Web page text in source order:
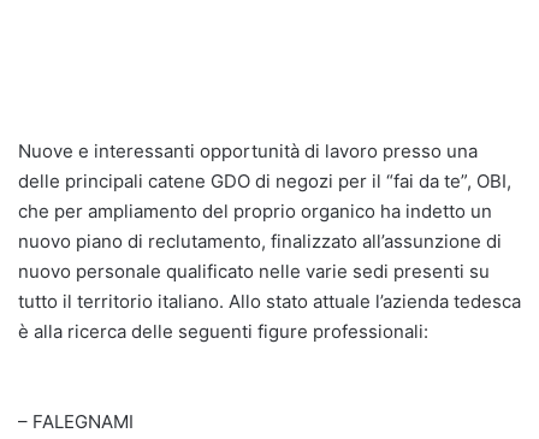
Nuove e interessanti opportunità di lavoro presso una
delle principali catene GDO di negozi per il “fai da te”, OBI,
che per ampliamento del proprio organico ha indetto un
nuovo piano di reclutamento, finalizzato all’assunzione di
nuovo personale qualificato nelle varie sedi presenti su
tutto il territorio italiano. Allo stato attuale l’azienda tedesca
è alla ricerca delle seguenti figure professionali:
– FALEGNAMI